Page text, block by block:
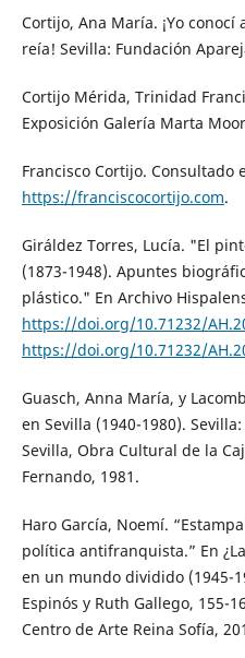
Cortijo, Ana María. ¡Yo
reía! Sevilla: Fundación
Cortijo Mérida, Trinidad
Exposición Galería Marta
Francisco Cortijo. Consultado
https://franciscocortijo.com.
Giráldez Torres, Lucía. "El
(1873-1948). Apuntes
plástico." En Archivo
https://doi.org/10.71232/
https://doi.org/10.71232/
Guasch, Anna María, y
en Sevilla (1940-1980).
Sevilla, Obra Cultural de la
Fernando, 1981.
Haro García, Noemí.
política antifranquista.” En
en un mundo dividido (1945-
Espinós y Ruth Gallego, 155-
Centro de Arte Reina Sofía,